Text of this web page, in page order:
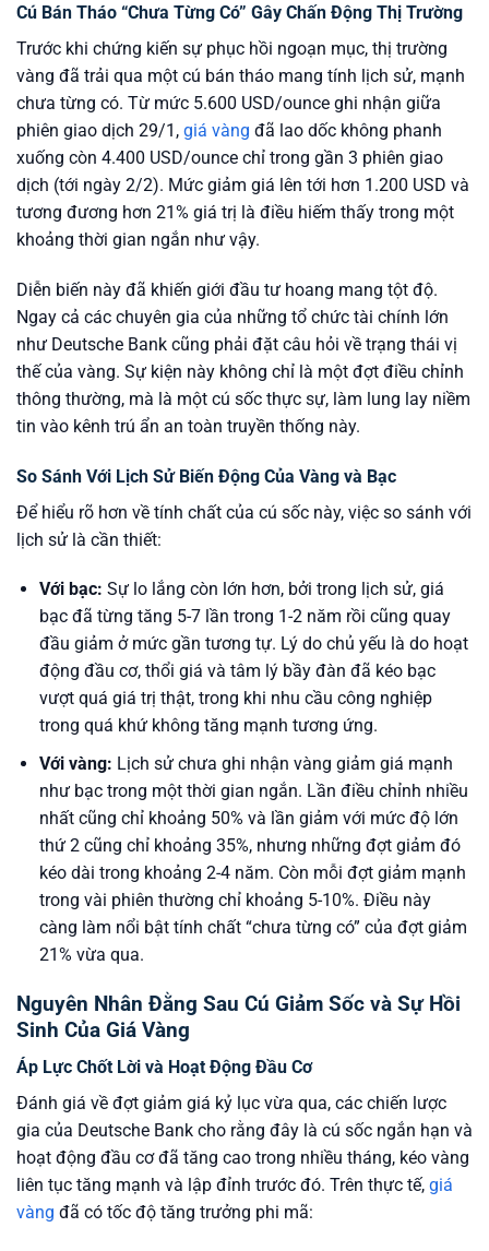
Cú Bán Tháo “Chưa Từng Có” Gây Chấn Động Thị Trường
Trước khi chứng kiến sự phục hồi ngoạn mục, thị trường
vàng đã trải qua một cú bán tháo mang tính lịch sử, mạnh
chưa từng có. Từ mức 5.600 USD/ounce ghi nhận giữa
phiên giao dịch 29/1, giá vàng đã lao dốc không phanh
xuống còn 4.400 USD/ounce chỉ trong gần 3 phiên giao
dịch (tới ngày 2/2). Mức giảm giá lên tới hơn 1.200 USD và
tương đương hơn 21% giá trị là điều hiếm thấy trong một
khoảng thời gian ngắn như vậy.
Diễn biến này đã khiến giới đầu tư hoang mang tột độ.
Ngay cả các chuyên gia của những tổ chức tài chính lớn
như Deutsche Bank cũng phải đặt câu hỏi về trạng thái vị
thế của vàng. Sự kiện này không chỉ là một đợt điều chỉnh
thông thường, mà là một cú sốc thực sự, làm lung lay niềm
tin vào kênh trú ẩn an toàn truyền thống này.
So Sánh Với Lịch Sử Biến Động Của Vàng và Bạc
Để hiểu rõ hơn về tính chất của cú sốc này, việc so sánh với
lịch sử là cần thiết:
Với bạc: Sự lo lắng còn lớn hơn, bởi trong lịch sử, giá
bạc đã từng tăng 5-7 lần trong 1-2 năm rồi cũng quay
đầu giảm ở mức gần tương tự. Lý do chủ yếu là do hoạt
động đầu cơ, thổi giá và tâm lý bầy đàn đã kéo bạc
vượt quá giá trị thật, trong khi nhu cầu công nghiệp
trong quá khứ không tăng mạnh tương ứng.
Với vàng: Lịch sử chưa ghi nhận vàng giảm giá mạnh
như bạc trong một thời gian ngắn. Lần điều chỉnh nhiều
nhất cũng chỉ khoảng 50% và lần giảm với mức độ lớn
thứ 2 cũng chỉ khoảng 35%, nhưng những đợt giảm đó
kéo dài trong khoảng 2-4 năm. Còn mỗi đợt giảm mạnh
trong vài phiên thường chỉ khoảng 5-10%. Điều này
càng làm nổi bật tính chất “chưa từng có” của đợt giảm
21% vừa qua.
Nguyên Nhân Đằng Sau Cú Giảm Sốc và Sự Hồi
Sinh Của Giá Vàng
Áp Lực Chốt Lời và Hoạt Động Đầu Cơ
Đánh giá về đợt giảm giá kỷ lục vừa qua, các chiến lược
gia của Deutsche Bank cho rằng đây là cú sốc ngắn hạn và
hoạt động đầu cơ đã tăng cao trong nhiều tháng, kéo vàng
liên tục tăng mạnh và lập đỉnh trước đó. Trên thực tế, giá
vàng đã có tốc độ tăng trưởng phi mã: